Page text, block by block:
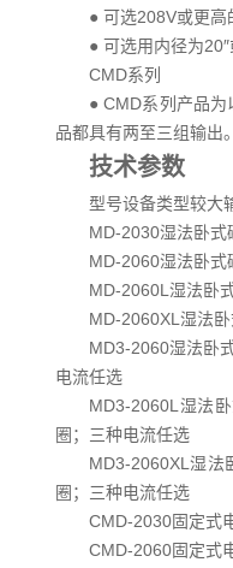
● 可选208V或更高
● 可选用内径为
CMD系列
● CMD系列产品
品都具有两至三组输出
技术参数
型号设备类型较大
MD-2030湿法卧式
MD-2060湿法卧式
MD-2060L 湿法卧
MD-2060XL 湿法
MD3-2060湿法卧
电流任选
MD3-2060L 湿法
圈；三种电流任选
MD3-2060XL 湿法
圈；三种电流任选
CMD-2030固定式
CMD-2060固定式